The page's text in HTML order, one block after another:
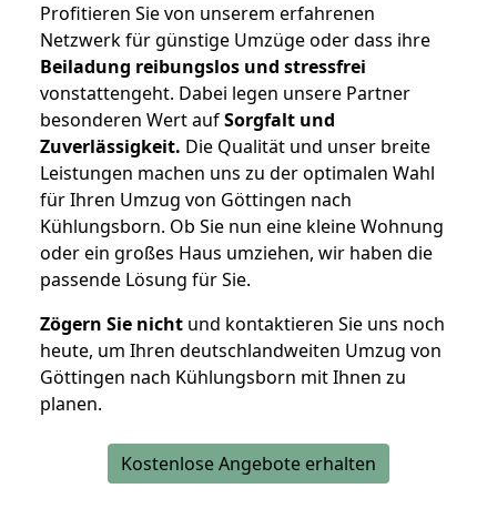
Profitieren Sie von unserem erfahrenen
Netzwerk für günstige Umzüge oder dass ihre
Beiladung reibungslos und stressfrei
vonstattengeht. Dabei legen unsere Partner
besonderen Wert aufSorgfalt und
Zuverlässigkeit. Die Qualität und unser breite
Leistungen machen uns zu der optimalen Wahl
für Ihren Umzug von Göttingen nach
Kühlungsborn. Ob Sie nun eine kleine Wohnung
oder ein großes Haus umziehen, wir haben die
passende Lösung für Sie.
Zögern Sie nicht und kontaktieren Sie uns noch
heute, um Ihren deutschlandweiten Umzug von
Göttingen nach Kühlungsborn mit Ihnen zu
planen.
Kostenlose Angebote erhalten